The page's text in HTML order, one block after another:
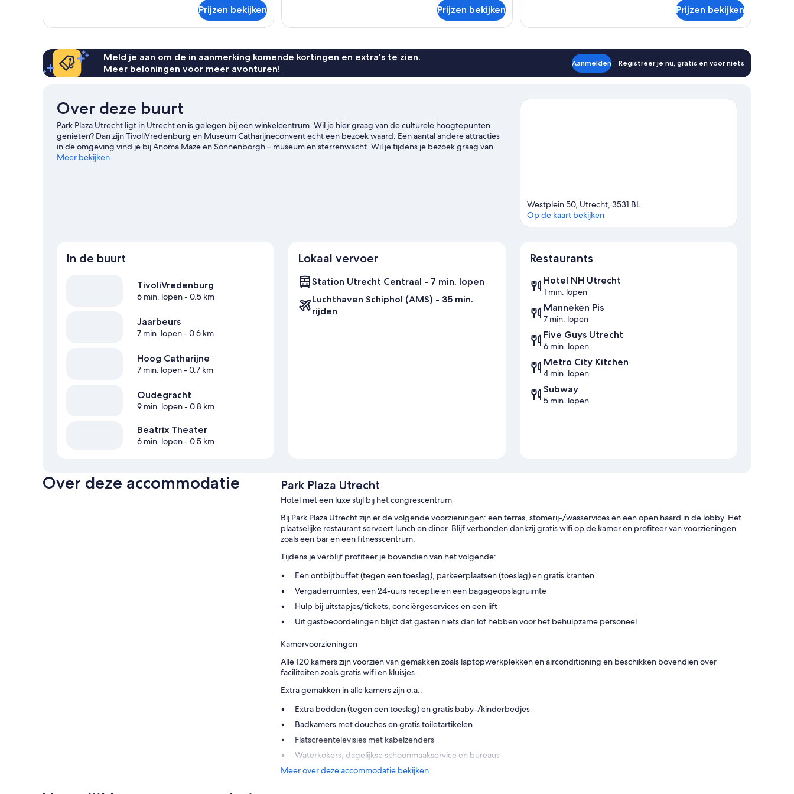
Prijzen bekijken Prijzen bekijken
Twin
Prijzen bekijken
Meld je aan om de in aanmerking komende kortingen en extra's te zien.
Meer beloningen voor meer avonturen!
Aanmelden Registreer je nu, gratis en voor niets
Over deze buurt
Park Plaza Utrecht ligt in Utrecht en is gelegen bij een winkelcentrum. Wil je hier graag van de culturele hoogtepunten
genieten? Dan zijn TivoliVredenburg en Museum Catharijneconvent echt een bezoek waard. Een aantal andere attracties
in de omgeving vind je bij Anoma Maze en Sonnenborgh – museum en sterrenwacht. Wil je tijdens je bezoek graag van
een evenement of wedstrijd genieten? Bekijk wat Stadion Nieuw Galgenwaard of Sportcentrum de Trits op het
Meer bekijken
Westplein 50, Utrecht, 3531 BL
Op de kaart bekijken
In de buurt
TivoliVredenburg
6 min. lopen- 0.5 km
Jaarbeurs
7 min. lopen- 0.6 km
Hoog Catharijne
7 min. lopen- 0.7 km
Oudegracht
9 min. lopen- 0.8 km
Beatrix Theater
6 min. lopen- 0.5 km
Lokaal vervoer
Station Utrecht Centraal - 7 min. lopen
Luchthaven Schiphol (AMS) - 35 min.
rijden
Restaurants
Hotel NH Utrecht
1 min. lopen
Manneken Pis
7 min. lopen
Five Guys Utrecht
6 min. lopen
Metro City Kitchen
4 min. lopen
Subway
5 min. lopen
Over deze accommodatie Park Plaza Utrecht
Hotel met een luxe stijl bij het congrescentrum
Bij Park Plaza Utrecht zijn er de volgende voorzieningen: een terras, stomerij-/wasservices en een open haard in de lobby. Het
plaatselijke restaurant serveert lunch en diner. Blijf verbonden dankzij gratis wifi op de kamer en profiteer van voorzieningen
zoals een bar en een fitnesscentrum.
Tijdens je verblijf profiteer je bovendien van het volgende:
Een ontbijtbuffet (tegen een toeslag), parkeerplaatsen (toeslag) en gratis kranten
Vergaderruimtes, een 24-uurs receptie en een bagageopslagruimte
Hulp bij uitstapjes/tickets, conciërgeservices en een lift
Uit gastbeoordelingen blijkt dat gasten niets dan lof hebben voor het behulpzame personeel
Kamervoorzieningen
Alle 120 kamers zijn voorzien van gemakken zoals laptopwerkplekken en airconditioning en beschikken bovendien over
faciliteiten zoals gratis wifi en kluisjes.
Extra gemakken in alle kamers zijn o.a.:
Extra bedden (tegen een toeslag) en gratis baby-/kinderbedjes
Badkamers met douches en gratis toiletartikelen
Flatscreentelevisies met kabelzenders
Waterkokers, dagelijkse schoonmaakservice en bureaus
Meer over deze accommodatie bekijken